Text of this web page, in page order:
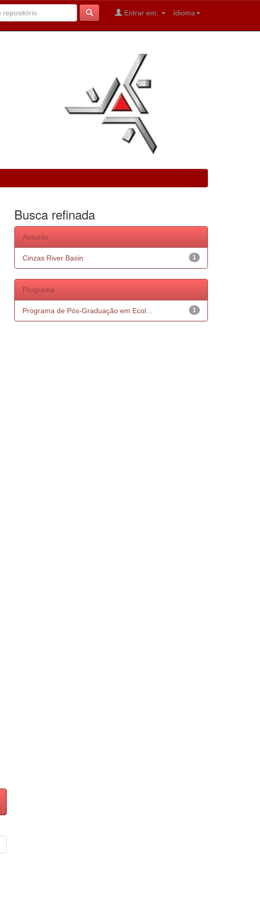
Idioma
Entrar em:
Busca refinada
Assunto
1
Cinzas River Basin
Programa
1
Programa de Pós-Graduação em Ecol...